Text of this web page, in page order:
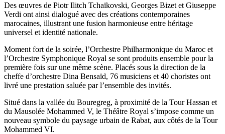
Des œuvres de Piotr Ilitch Tchaïkovski, Georges Bizet et Giuseppe
Verdi ont ainsi dialogué avec des créations contemporaines
marocaines, illustrant une fusion harmonieuse entre héritage
universel et identité nationale.
Moment fort de la soirée, l’Orchestre Philharmonique du Maroc et
l’Orchestre Symphonique Royal se sont produits ensemble pour la
première fois sur une même scène. Placés sous la direction de la
cheffe d’orchestre Dina Bensaïd, 76 musiciens et 40 choristes ont
livré une prestation saluée par l’ensemble des invités.
Situé dans la vallée du Bouregreg, à proximité de la Tour Hassan et
du Mausolée Mohammed V, le Théâtre Royal s’impose comme un
nouveau symbole du paysage urbain de Rabat, aux côtés de la Tour
Mohammed VI.